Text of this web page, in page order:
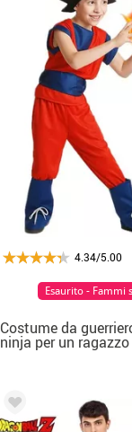
4.34/5.00
Costume da
ninja per un ragazzo
Esaurito - Fammi